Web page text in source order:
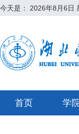
今天是： 2026年8月6日
首页 学